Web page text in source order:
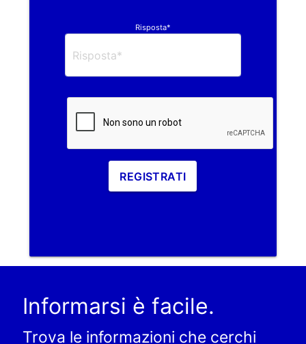
Risposta*
REGISTRATI
Informarsi è facile.
Trova le informazioni che cerchi